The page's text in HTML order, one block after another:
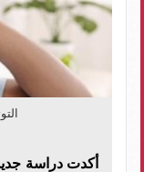
أكدت دراسة